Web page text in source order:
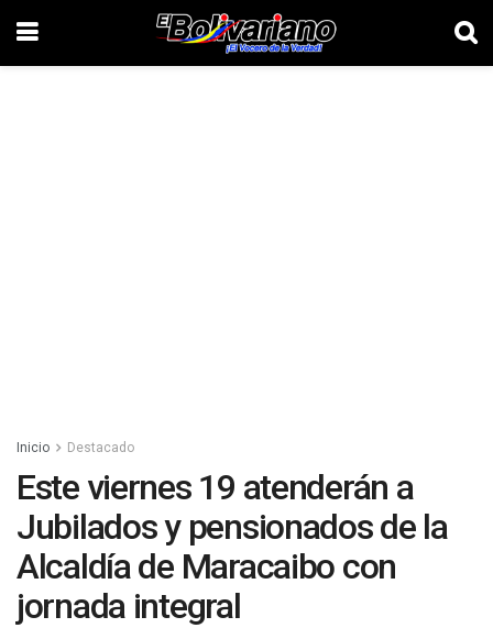
Inicio Destacado
Este viernes 19 atenderán a
Jubilados y pensionados de la
Alcaldía de Maracaibo con
jornada integral